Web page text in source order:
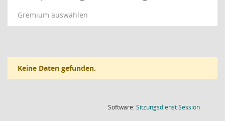
Gremium auswählen
Keine Daten gefunden.
Software:SitzungsdienstSession(Wird in